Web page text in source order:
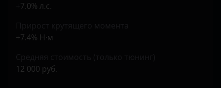
Vortex
ВАЗ (LADA)
+7.0% л.с.
+7.4% Н·м
12 000 руб.